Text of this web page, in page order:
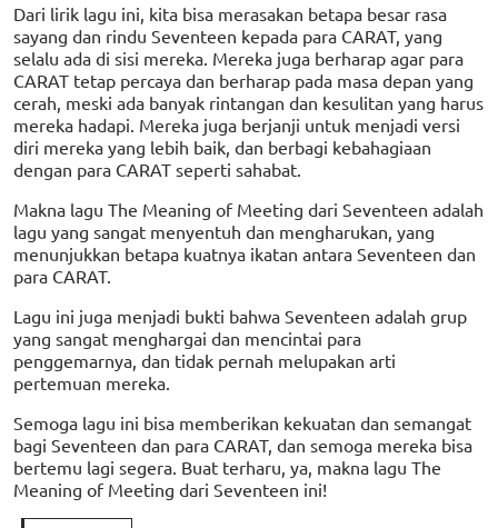
Dari lirik lagu ini, kita bisa merasakan betapa besar rasa
sayang dan rindu Seventeen kepada para CARAT, yang
selalu ada di sisi mereka. Mereka juga berharap agar para
CARAT tetap percaya dan berharap pada masa depan yang
cerah, meski ada banyak rintangan dan kesulitan yang harus
mereka hadapi. Mereka juga berjanji untuk menjadi versi
diri mereka yang lebih baik, dan berbagi kebahagiaan
dengan para CARAT seperti sahabat.
Makna lagu The Meaning of Meeting dari Seventeen adalah
lagu yang sangat menyentuh dan mengharukan, yang
menunjukkan betapa kuatnya ikatan antara Seventeen dan
para CARAT.
Lagu ini juga menjadi bukti bahwa Seventeen adalah grup
yang sangat menghargai dan mencintai para
penggemarnya, dan tidak pernah melupakan arti
pertemuan mereka.
Semoga lagu ini bisa memberikan kekuatan dan semangat
bagi Seventeen dan para CARAT, dan semoga mereka bisa
bertemu lagi segera. Buat terharu, ya, makna lagu The
Meaning of Meeting dari Seventeen ini!